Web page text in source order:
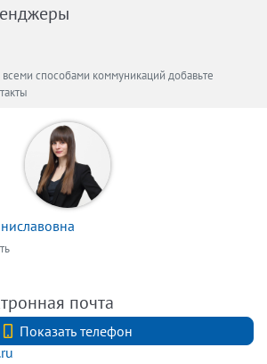
всеми способами коммуникаций добавьте
почта
Показать телефон